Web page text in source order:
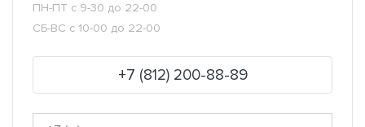
ПН-ПТ с 9-30 до 22-00
СБ-ВС с 10-00 до 22-00
+7 (812) 200-88-89